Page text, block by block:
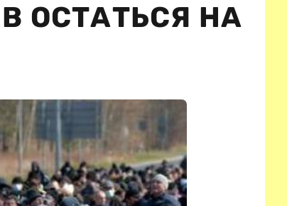
ОСТАТЬСЯ НА